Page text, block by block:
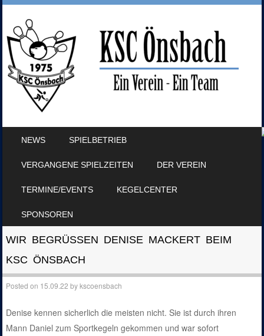
NEWS SPIELBETRIEB
VERGANGENE SPIELZEITEN DER VEREIN
TERMINE/EVENTS KEGELCENTER
SPONSOREN
WIR BEGRÜSSEN DENISE MACKERT BEIM K
SC ÖNSBACH
Posted on 15.09.22 bykscoensbach
Denise kennen sicherlich die meisten nicht. Sie ist durch ihren
Mann Daniel zum Sportkegeln gekommen und war sofort